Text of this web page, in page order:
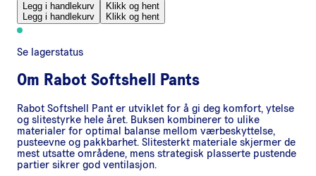
Legg i handlekurv
Legg i handlekurv
Klikk og hent
Klikk og hent
Se lagerstatus
Om Rabot Softshell Pants
Rabot Softshell Pant er utviklet for å gi deg komfort, ytelse
og slitestyrke hele året. Buksen kombinerer to ulike
materialer for optimal balanse mellom værbeskyttelse,
pusteevne og pakkbarhet. Slitesterkt materiale skjermer de
mest utsatte områdene, mens strategisk plasserte pustende
partier sikrer god ventilasjon.